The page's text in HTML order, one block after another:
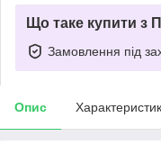
Що таке купити з
Замовлення під
Опис